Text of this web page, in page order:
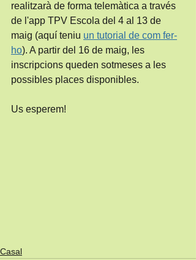
realitzarà de forma telemàtica a través
de l'app TPV Escola del 4 al 13 de
maig (aquí teniu un tutorial de com fer-
ho). A partir del 16 de maig, les
inscripcions queden sotmeses a les
possibles places disponibles.
Us esperem!
Casal